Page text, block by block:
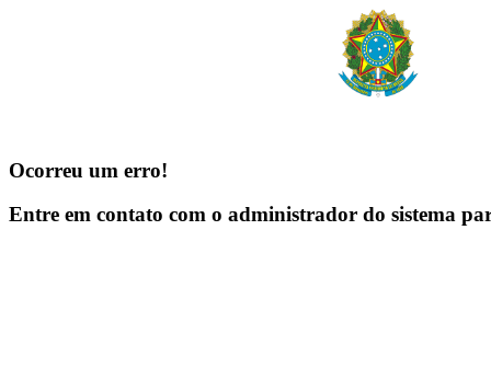
Ocorreu um erro!
Entre em contato com o administrador do sistema